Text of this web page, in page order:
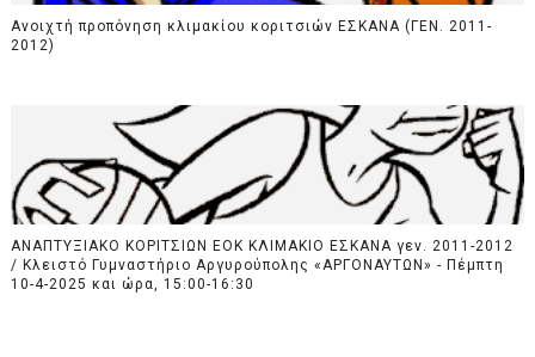
Ανοιχτή προπόνηση κλιμακίου κοριτσιών ΕΣΚΑΝΑ (ΓΕΝ. 2011-
2012)
ΑΝΑΠΤΥΞΙΑΚΟ ΚΟΡΙΤΣΙΩΝ ΕΟΚ ΚΛΙΜΑΚΙΟ ΕΣΚΑΝΑ γεν. 2011-2012
/ Κλειστό Γυμναστήριο Αργυρούπολης «ΑΡΓΟΝΑΥΤΩΝ» - Πέμπτη
10-4-2025 και ώρα, 15:00-16:30